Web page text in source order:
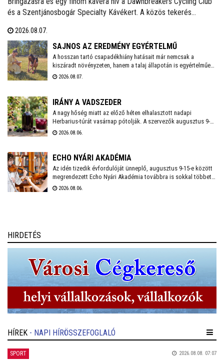
és a Szentjánosbogár Specialty Kávékert. A közös tekerés
utcai vendéglátóhelytől, az ingyenes programhoz bármilyen
kerékpárral lehet csatlakozni.
2026.08.07.
SAJNOS AZ EREDMÉNY EGYÉRTELMŰ
A hosszan tartó csapadékhiány hatásait már nemcsak a
kiszáradt növényzeten, hanem a talaj állapotán is egyértelműen
mérni lehet. A Városgondnokság szakemberei talajnedvesség-
jelenlegi helyzetről.
2026.08.07.
IRÁNY A VADSZEDER
A nagy hőség miatt az előző héten elhalasztott nadapi
Herbarius-túrát vasárnap pótolják. A szervezők augusztus 9-én
várnak mindenkit, aki szívesen csatlakozna a programhoz, hogy
Nadapról indul, a részvételhez ezúttal is előzetes
2026.08.06.
ECHO NYÁRI AKADÉMIA
Az idén tizedik évfordulóját ünneplő, augusztus 9-15-e között
megrendezett Echo Nyári Akadémia továbbra is sokkal többet
kínál, mint egy hagyományos zenei mesterkurzus. A családias
2026.08.06.
HIRDETÉS
HÍREK - NAPI HÍRÖSSZEFOGLALÓ
SPORT 2026.08.08. 07:07